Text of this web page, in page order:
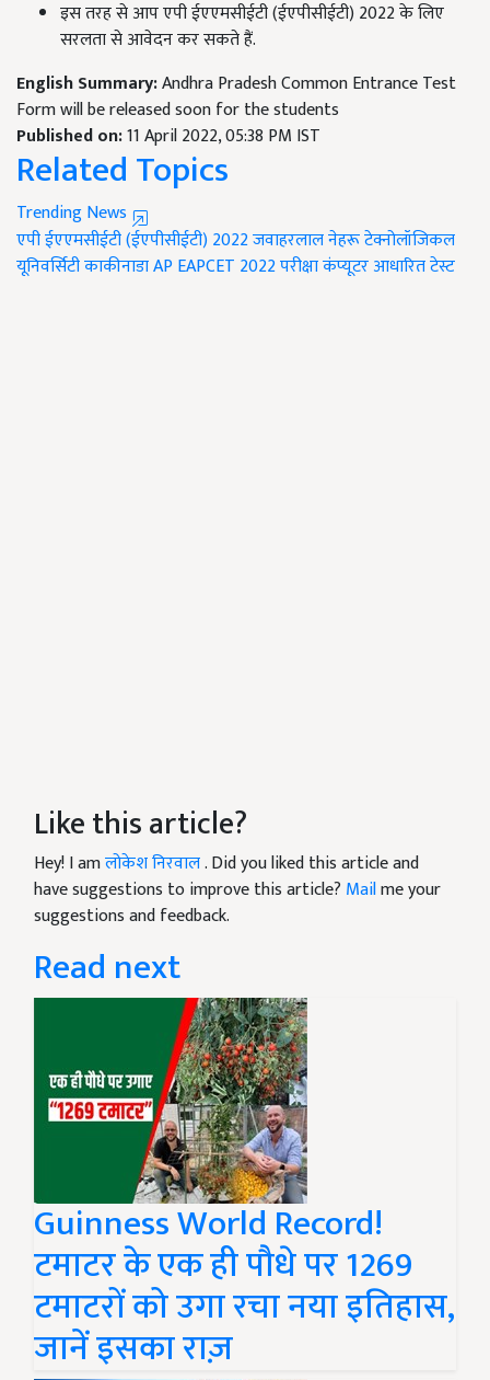
इस तरह से आप एपी ईएएमसीईटी (ईएपीसीईटी) 2022 के लिए
सरलता से आवेदन कर सकते हैं.
English Summary:Andhra Pradesh Common Entrance Test
Form will be released soon for the students
Published on:11 April 2022, 05:38 PM IST
Related Topics
Trending News
एपी ईएएमसीईटी (ईएपीसीईटी) 2022जवाहरलाल नेहरू टेक्नोलॉजिकल
यूनिवर्सिटी काकीनाडाAP EAPCET 2022परीक्षा कंप्यूटर आधारित टेस्ट
Like this article?
Hey! I amलोकेश निरवाल. Did you liked this article and
have suggestions to improve this article? Mailme your
suggestions and feedback.
Read next
Guinness World Record!
टमाटर के एक ही पौधे पर 1269
टमाटरों को उगा रचा नया इतिहास,
जानें इसका राज़